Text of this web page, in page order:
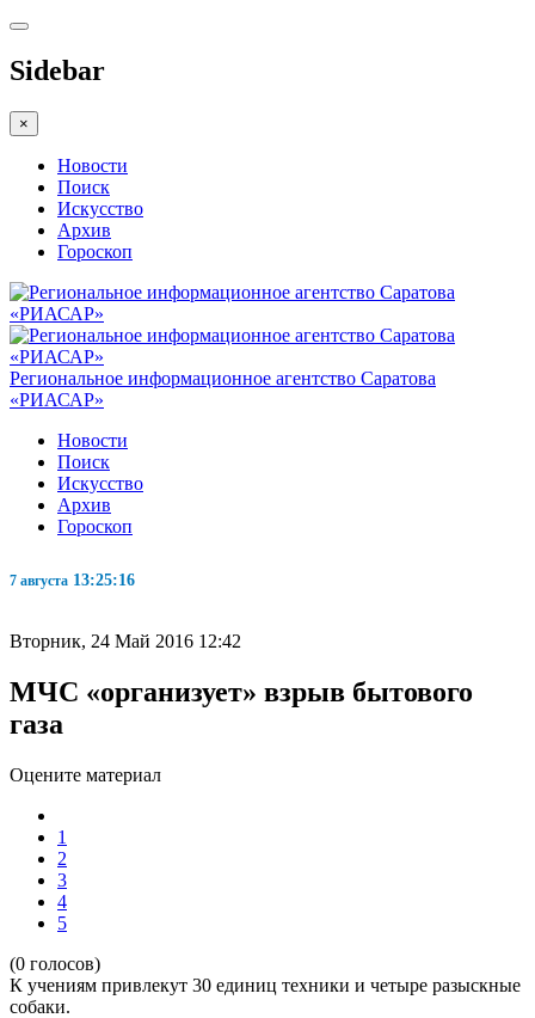
Sidebar
×
Новости
Поиск
Искусство
Архив
Гороскоп
Региональное информационное агентство Саратова
«РИАСАР»
Новости
Поиск
Искусство
Архив
Гороскоп
7 августа 13:25:16
Вторник, 24 Май 2016 12:42
МЧС «организует» взрыв бытового
газа
Оцените материал
1
2
3
4
5
(0 голосов)
К учениям привлекут 30 единиц техники и четыре разыскные
собаки.